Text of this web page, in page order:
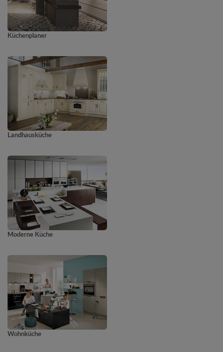
Küchenplaner
Landhausküche
Moderne Küche
Wohnküche